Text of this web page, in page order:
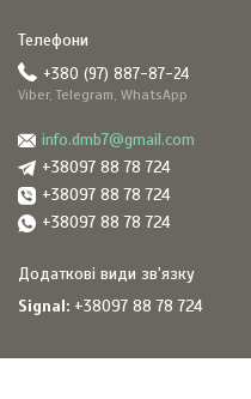
+380 (97) 887-87-24
Viber, Telegram, WhatsApp
info.dmb7@gmail.com
+38097 88 78 724
+38097 88 78 724
+38097 88 78 724
Signal +38097 88 78 724